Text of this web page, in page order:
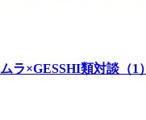
ラ×GESSHI類対談（1）